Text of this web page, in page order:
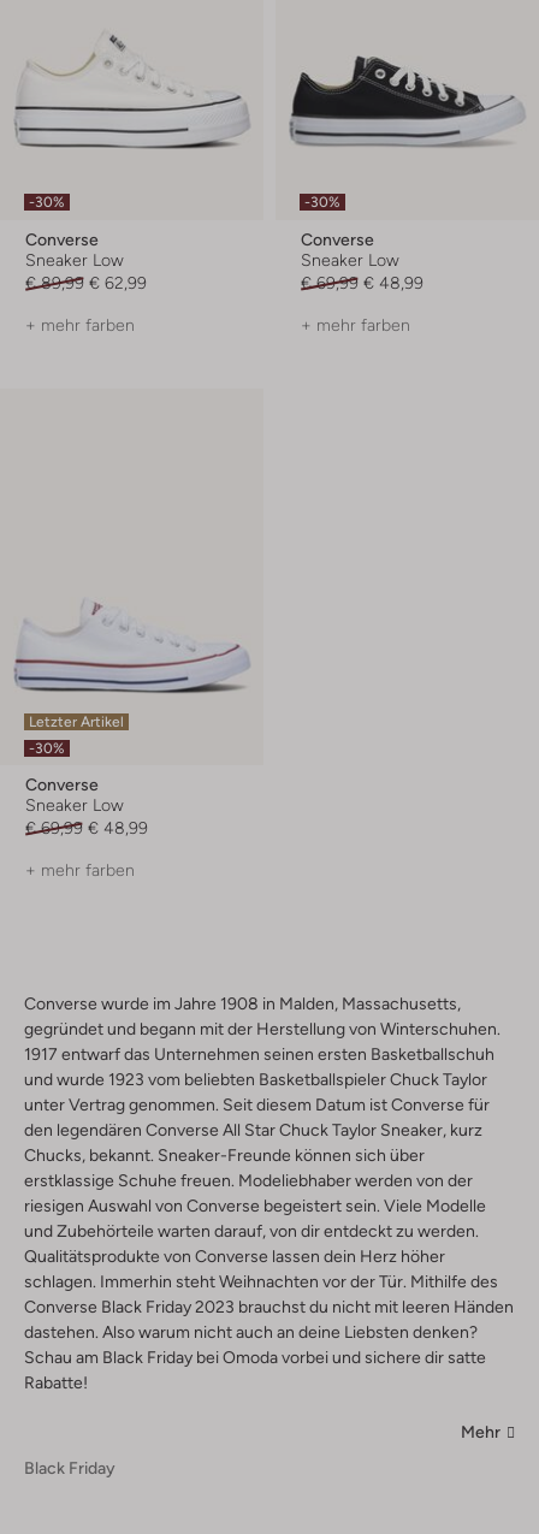
-30%
Converse
Sneaker Low
€ 89,99 € 62,99
+ mehr farben
-30%
Converse
Sneaker Low
€ 69,99 € 48,99
+ mehr farben
Letzter Artikel
-30%
Converse
Sneaker Low
€ 69,99 € 48,99
+ mehr farben
Converse wurde im Jahre 1908 in Malden, Massachusetts,
gegründet und begann mit der Herstellung von Winterschuhen.
1917 entwarf das Unternehmen seinen ersten Basketballschuh
und wurde 1923 vom beliebten Basketballspieler Chuck Taylor
unter Vertrag genommen. Seit diesem Datum ist Converse für
den legendären Converse All Star Chuck Taylor Sneaker, kurz
Chucks, bekannt. Sneaker-Freunde können sich über
erstklassige Schuhe freuen. Modeliebhaber werden von der
riesigen Auswahl von Converse begeistert sein. Viele Modelle
und Zubehörteile warten darauf, von dir entdeckt zu werden.
Qualitätsprodukte von Converse lassen dein Herz höher
schlagen. Immerhin steht Weihnachten vor der Tür. Mithilfe des
Converse Black Friday 2023 brauchst du nicht mit leeren Händen
dastehen. Also warum nicht auch an deine Liebsten denken?
Schau am Black Friday bei Omoda vorbei und sichere dir satte
Rabatte!
Mehr
Black Friday